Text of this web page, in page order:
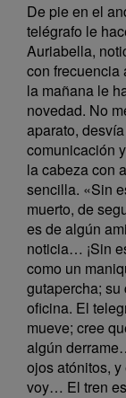
De pie en el
telégrafo le
Auriabella,
con frecuencia
la mañana le
novedad. No
aparato,
comunicación
la cabeza con
sencilla. «Sin
muerto, de
es de algún
noticia… ¡Sin
como un
gutapercha;
oficina. El
mueve; cree
algún
ojos atónitos,
voy… El tren